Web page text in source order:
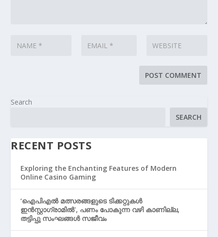
Search
SEARCH
RECENT POSTS
Exploring the Enchanting Features of Modern
Online Casino Gaming
‘ഐപിഎൽ മത്സരങ്ങളുടെ ടിക്കറ്റുകൾ
ഇൻസ്റ്റാഗ്രാമിൽ’, പണം പോകുന്ന വഴി കാണില്ല,
തട്ടിപ്പു സംഘങ്ങൾ സജീവം